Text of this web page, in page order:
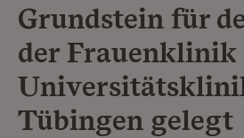
Grundstein für
der Frauenklinik
Tübingen gelegt